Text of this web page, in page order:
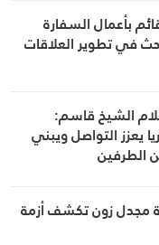
بأعمال السفارة
في تطوير العلاقات
الشيخ قاسم:
يعزز التواصل ويبني
الطرفين
مجدل زون تكشف أزمة